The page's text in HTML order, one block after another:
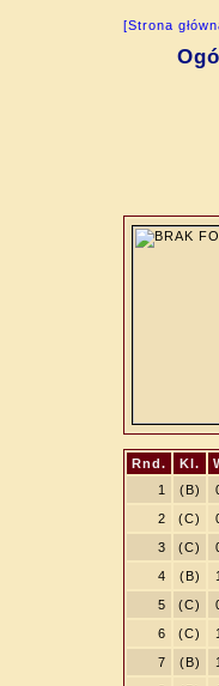
[Strona
Rnd. Kl.
1
(B)
2
(C)
3
(C)
4
(B) 1
5
(C)
6
(C) 1
7
(B) 1